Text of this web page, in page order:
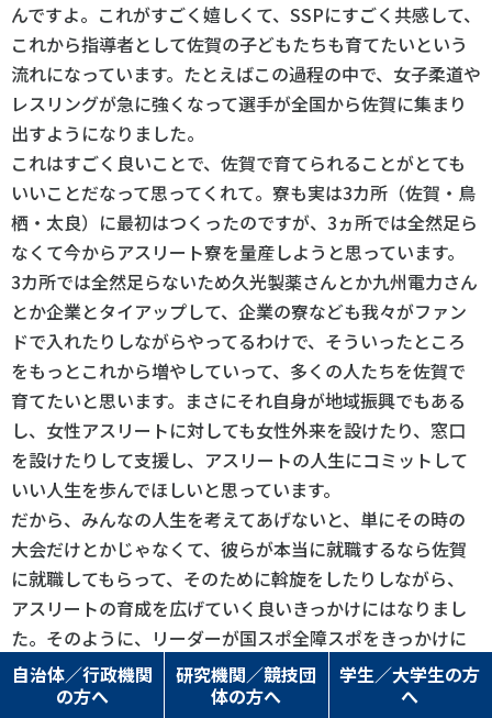
自治体／行政機関
の方へ
研究機関／競技団
体の方へ
学生／大学生の方
へ
んですよ。これがすごく嬉しくて、SSPにすごく共感して、
これから指導者として佐賀の子どもたちも育てたいという
流れになっています。たとえばこの過程の中で、女子柔道や
レスリングが急に強くなって選手が全国から佐賀に集まり
出すようになりました。
これはすごく良いことで、佐賀で育てられることがとても
いいことだなって思ってくれて。寮も実は3カ所（佐賀・鳥
栖・太良）に最初はつくったのですが、3ヵ所では全然足ら
なくて今からアスリート寮を量産しようと思っています。
3カ所では全然足らないため久光製薬さんとか九州電力さん
とか企業とタイアップして、企業の寮なども我々がファン
ドで入れたりしながらやってるわけで、そういったところ
をもっとこれから増やしていって、多くの人たちを佐賀で
育てたいと思います。まさにそれ自身が地域振興でもある
し、女性アスリートに対しても女性外来を設けたり、窓口
を設けたりして支援し、アスリートの人生にコミットして
いい人生を歩んでほしいと思っています。
だから、みんなの人生を考えてあげないと、単にその時の
大会だけとかじゃなくて、彼らが本当に就職するなら佐賀
に就職してもらって、そのために斡旋をしたりしながら、
アスリートの育成を広げていく良いきっかけにはなりまし
た。そのように、リーダーが国スポ全障スポをきっかけに
すればいいと思います。単にそれを開催することだけを目
的にするから、お金がかかるとかね。せっかくだから、い